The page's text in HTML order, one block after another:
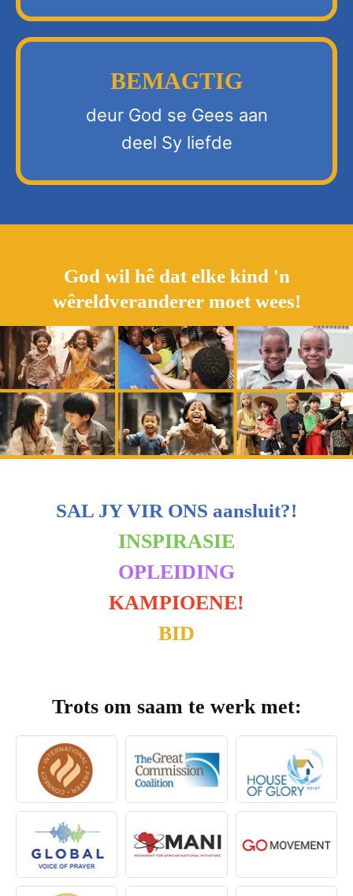
BEMAGTIG
deur God se Gees aan
deel Sy liefde
God wil hê dat elke kind 'n
wêreldveranderer moet wees!
SAL JY VIR ONS aansluit?!
INSPIRASIE
OPLEIDING
KAMPIOENE!
BID
Trots om saam te werk met: